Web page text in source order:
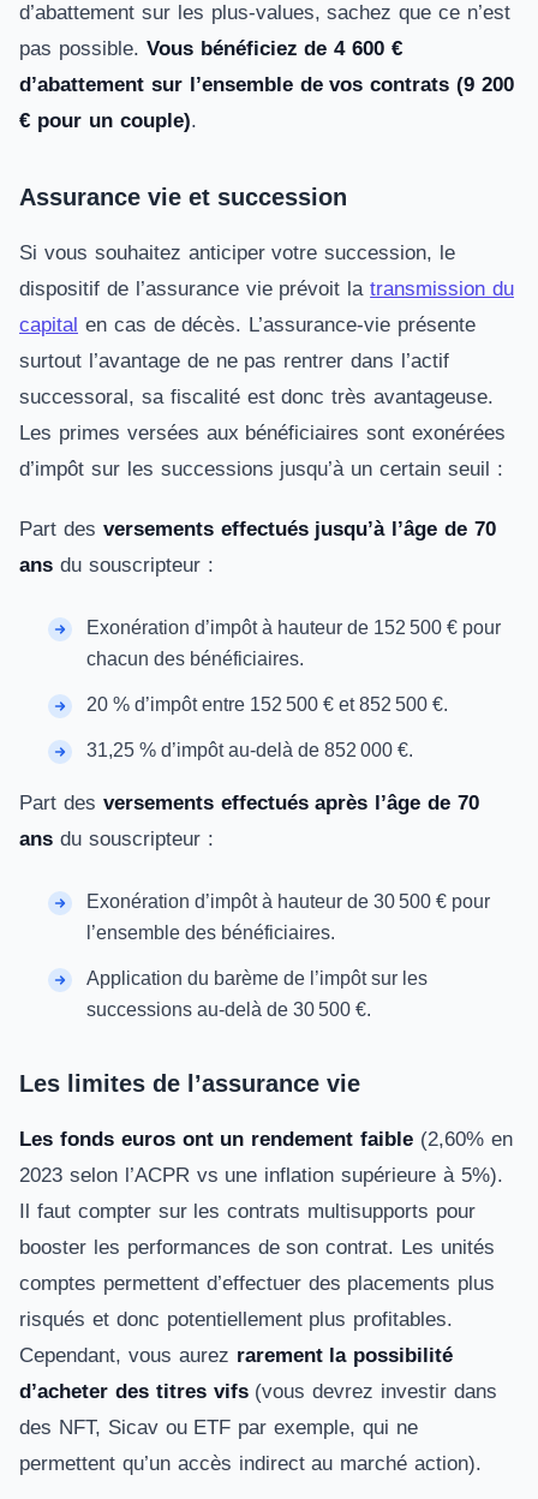
d’abattement sur les plus-values, sachez que ce n’est
pas possible. Vous bénéficiez de 4 600 €
d’abattement sur l’ensemble de vos contrats (9 200
€ pour un couple).
Assurance vie et succession
Si vous souhaitez anticiper votre succession, le
dispositif de l’assurance vie prévoit latransmission du
capital en cas de décès. L’assurance-vie présente
surtout l’avantage de ne pas rentrer dans l’actif
successoral, sa fiscalité est donc très avantageuse.
Les primes versées aux bénéficiaires sont exonérées
d’impôt sur les successions jusqu’à un certain seuil :
Part des versements effectués jusqu’à l’âge de 70
ans du souscripteur :
Exonération d’impôt à hauteur de 152 500 € pour
chacun des bénéficiaires.
20 % d’impôt entre 152 500 € et 852 500 €.
31,25 % d’impôt au-delà de 852 000 €.
Part des versements effectués après l’âge de 70
ans du souscripteur :
Exonération d’impôt à hauteur de 30 500 € pour
l’ensemble des bénéficiaires.
Application du barème de l’impôt sur les
successions au-delà de 30 500 €.
Les limites de l’assurance vie
Les fonds euros ont un rendement faible (2,60% en
2023 selon l’ACPR vs une inflation supérieure à 5%).
Il faut compter sur les contrats multisupports pour
booster les performances de son contrat. Les unités
comptes permettent d’effectuer des placements plus
risqués et donc potentiellement plus profitables.
Cependant, vous aurez rarement la possibilité
d’acheter des titres vifs(vous devrez investir dans
des NFT, Sicav ou ETF par exemple, qui ne
permettent qu’un accès indirect au marché action).